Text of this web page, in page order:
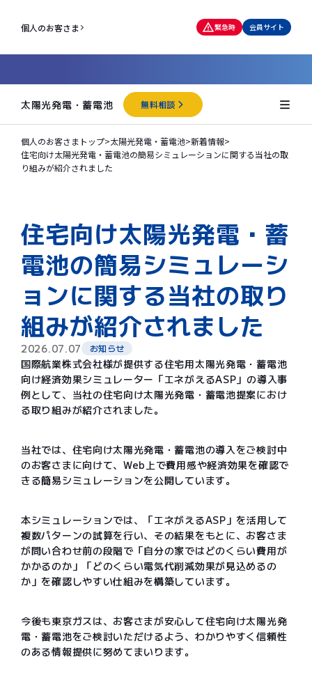
個人のお客さま 緊急時 会員サイト
太陽光発電・蓄電池 無料相談
個人のお客さまトップ>太陽光発電・蓄電池>新着情報>
住宅向け太陽光発電・蓄電池の簡易シミュレーションに関する当社の取
り組みが紹介されました
住宅向け太陽光発電・蓄
電池の簡易シミュレーシ
ョンに関する当社の取り
組みが紹介されました
2026.07.07 お知らせ
国際航業株式会社様が提供する住宅用太陽光発電・蓄電池
向け経済効果シミュレーター「エネがえるASP」の導入事
例として、当社の住宅向け太陽光発電・蓄電池提案におけ
る取り組みが紹介されました。
当社では、住宅向け太陽光発電・蓄電池の導入をご検討中
のお客さまに向けて、Web上で費用感や経済効果を確認で
きる簡易シミュレーションを公開しています。
本シミュレーションでは、「エネがえるASP」を活用して
複数パターンの試算を行い、その結果をもとに、お客さま
が問い合わせ前の段階で「自分の家ではどのくらい費用が
かかるのか」「どのくらい電気代削減効果が見込めるの
か」を確認しやすい仕組みを構築しています。
今後も東京ガスは、お客さまが安心して住宅向け太陽光発
電・蓄電池をご検討いただけるよう、わかりやすく信頼性
のある情報提供に努めてまいります。